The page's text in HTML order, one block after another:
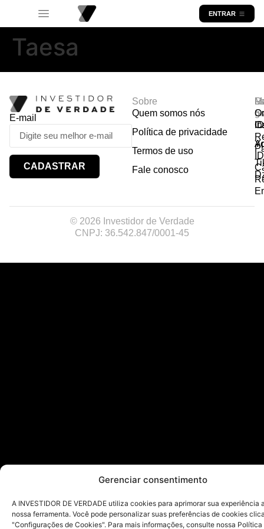
Gerenciar consentimento
A INVESTIDOR DE VERDADE utiliza cookies para aprimorar sua experiência
nossa ferramenta. Você pode personalizar suas preferências de cookies
"Configurações de Cookies". Para mais informações, consulte nossa Política
ENTRAR
Taesa
E-mail
CADASTRAR
Sobre
Quem somos nós
Política de privacidade
Termos de uso
Fale conosco
© 2026 Investidor de Verdade
CNPJ: 36.542.847/0001-45